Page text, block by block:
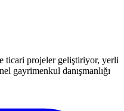
ticari projeler geliştiriyor, yerli
gayrimenkul danışmanlığı